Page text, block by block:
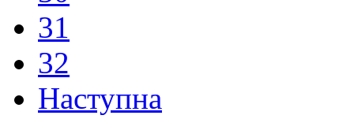
31
32
Наступна